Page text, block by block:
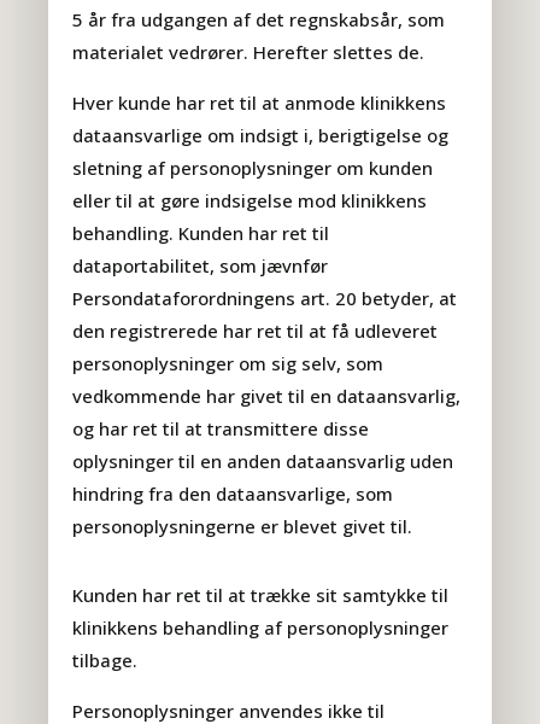
5 år fra udgangen af det regnskabsår, som
materialet vedrører. Herefter slettes de.
Hver kunde har ret til at anmode klinikkens
dataansvarlige om indsigt i, berigtigelse og
sletning af personoplysninger om kunden
eller til at gøre indsigelse mod klinikkens
behandling. Kunden har ret til
dataportabilitet, som jævnfør
Persondataforordningens art. 20 betyder, at
den registrerede har ret til at få udleveret
personoplysninger om sig selv, som
vedkommende har givet til en dataansvarlig,
og har ret til at transmittere disse
oplysninger til en anden dataansvarlig uden
hindring fra den dataansvarlige, som
personoplysningerne er blevet givet til.
Kunden har ret til at trække sit samtykke til
klinikkens behandling af personoplysninger
tilbage.
Personoplysninger anvendes ikke til